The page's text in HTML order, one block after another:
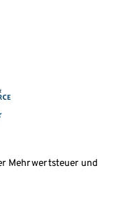
Mehrwertsteuer und